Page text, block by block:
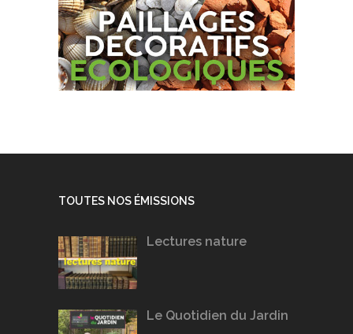
TOUTES NOS ÉMISSIONS
Lectures nature
Le Quotidien du Jardin